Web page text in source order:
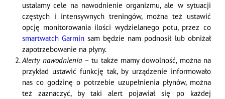
ustalamy cele na nawodnienie organizmu, ale w sytuacji
częstych i intensywnych treningów, można też ustawić
opcję monitorowania ilości wydzielanego potu, przez co
smartwatch Garminsam będzie nam podnosił lub obniżał
zapotrzebowanie na płyny.
Alerty nawodnienia – tu także mamy dowolność, można na
przykład ustawić funkcję tak, by urządzenie informowało
nas co godzinę o potrzebie uzupełnienia płynów, można
też zaznaczyć, by taki alert pojawiał się po każdej